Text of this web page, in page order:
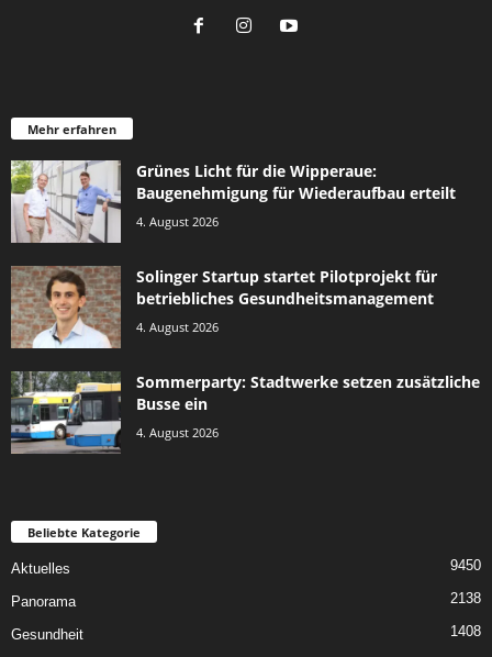
Mehr erfahren
Grünes Licht für die Wipperaue:
Baugenehmigung für Wiederaufbau erteilt
4. August 2026
Solinger Startup startet Pilotprojekt für
betriebliches Gesundheitsmanagement
4. August 2026
Sommerparty: Stadtwerke setzen zusätzliche
Busse ein
4. August 2026
Beliebte Kategorie
Aktuelles 9450
Panorama 2138
Gesundheit
1408